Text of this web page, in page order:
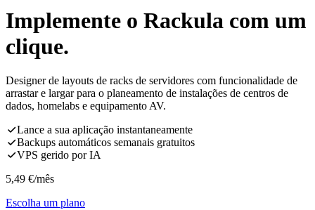
Implemente o Rackula com um
clique.
Designer de layouts de racks de servidores com funcionalidade de
arrastar e largar para o planeamento de instalações de centros de
dados, homelabs e equipamento AV.
Lance a sua aplicação instantaneamente
Backups automáticos semanais gratuitos
VPS gerido por IA
5,49 €/mês
Escolha um plano